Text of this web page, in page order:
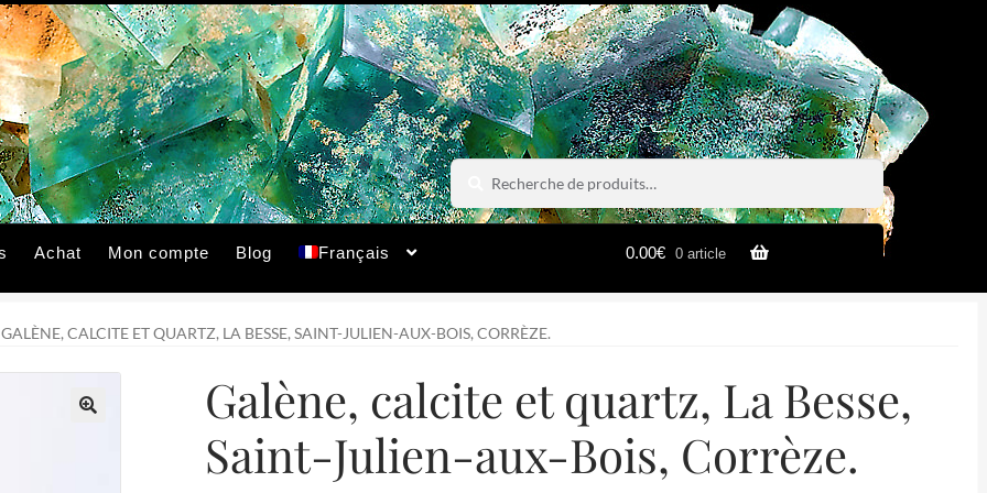
Recherche
pour :
Recherche
Achat Mon compte Blog Français 0.00€ 0 article
GALÈNE, CALCITE ET QUARTZ, LA BESSE, SAINT-JULIEN-AUX-BOIS, CORRÈZE.
Galène, calcite et quartz, La Besse,
Saint-Julien-aux-Bois, Corrèze.